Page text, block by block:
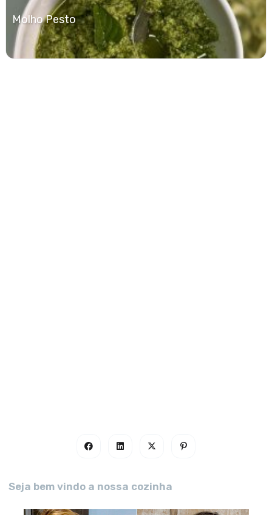
Molho Pesto
Seja bem vindo a nossa cozinha